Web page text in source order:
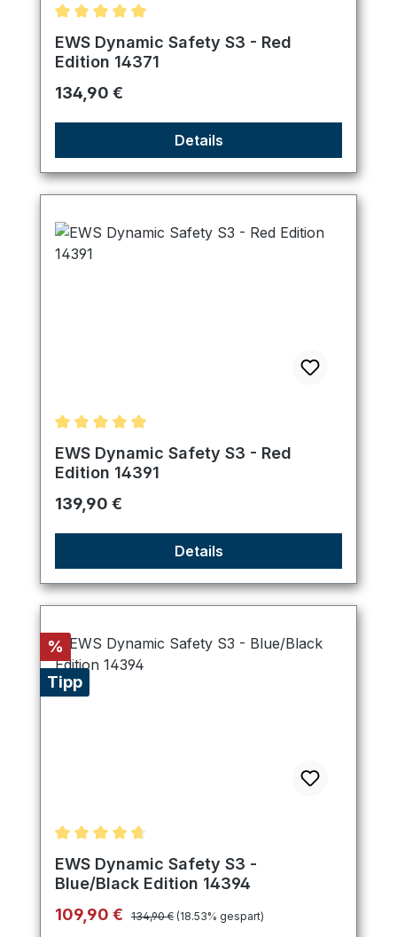
Durchschnittliche Bewertung von 5 von 5 Sternen
EWS Dynamic Safety S3 - Red
Edition 14371
Regulärer Preis:
134,90 €
Details
Durchschnittliche Bewertung von 4.89 von 5
EWS Dynamic Safety S3 - Red
Edition 14391
Regulärer Preis:
139,90 €
Details
Rabatt
%
Tipp
Durchschnittliche Bewertung von 4.75 von 5
EWS Dynamic Safety S3 -
Blue/Black Edition 14394
Verkaufspreis:
109,90 € Regulärer Preis:
134,90 € (18.53% gespart)